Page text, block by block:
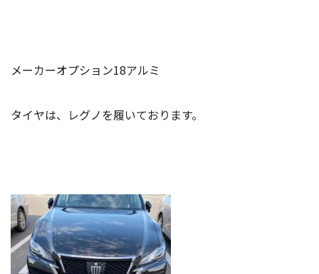
メーカーオプション18アルミ
タイヤは、レグノを履いております。